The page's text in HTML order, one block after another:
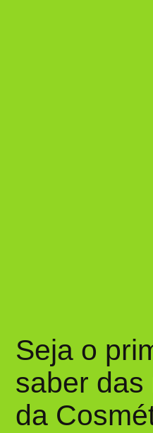
Seja o
saber das
da